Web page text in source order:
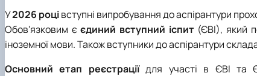
У2026 роцівступні випробування до аспірантури
Обов'язковим єєдиний вступний іспит(ЄВІ), який
іноземної мови. Також вступники до аспірантури
Основний етап реєстраціїдля участі в ЄВІ та